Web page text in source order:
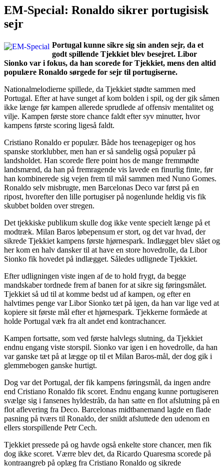
EM-Special: Ronaldo sikrer portugisisk
sejr
Portugal kunne sikre sig sin anden sejr, da et
godt spillende Tjekkiet blev besejret. Libor
Sionko var i fokus, da han scorede for Tjekkiet, mens den altid
populære Ronaldo sørgede for sejr til portugiserne.
Nationalmelodierne spillede, da Tjekkiet stødte sammen med
Portugal. Efter at have sunget af kom bolden i spil, og der gik såmen
ikke længe før kampen allerede sprudlede af offensiv mentalitet og
vilje. Kampen første store chance faldt efter syv minutter, hvor
kampens første scoring ligeså faldt.
Cristiano Ronaldo er populær. Både hos teenagepiger og hos
spanske storklubber, men han er så sandelig også populær på
landsholdet. Han scorede flere point hos de mange fremmødte
landsmænd, da han på fremragende vis lavede en finurlig finte, før
han kombinerede sig vejen frem til mål sammen med Nuno Gomes.
Ronaldo selv misbrugte, men Barcelonas Deco var først på en
ripost, hvorefter den lille portugiser på nogenlunde heldig vis fik
skubbet bolden over stregen.
Det tjekkiske publikum skulle dog ikke vente specielt længe på et
modtræk. Milan Baros løbepensum er stort, og det var hvad, der
sikrede Tjekkiet kampens første hjørnespark. Indlægget blev slået og
her kom en halv dansker til at have en store hovedrolle, da Libor
Sionko fik hovedet på indlægget. Således udlignede Tjekkiet.
Efter udligningen viste ingen af de to hold frygt, da begge
mandskaber tordnede frem af banen for at sikre sig føringsmålet.
Tjekkiet så ud til at komme bedst ud af kampen, og efter en
halvtimes penge var Libor Sionko tæt på igen, da han var lige ved at
kopiere sit første mål efter et hjørnespark. Tjekkerne formåede at
holde Portugal væk fra alt andet end kontrachancer.
Kampen fortsatte, som ved første halvlegs slutning, da Tjekkiet
endnu engang viste storspil. Sionko var igen i en hovedrolle, da han
var ganske tæt på at lægge op til et Milan Baros-mål, der dog gik i
glemmebogen ganske hurtigt.
Dog var det Portugal, der fik kampens føringsmål, da ingen andre
end Cristiano Ronaldo fik scoret. Endnu engang kunne portugiseren
svælge sig i fansenes hyldestråb, da han satte en flot afslutning på en
flot aflevering fra Deco. Barcelonas midtbanemand lagde en flade
pasning på tværs til Ronaldo, der snildt afsluttede den udenom en
ellers storspillende Petr Cech.
Tjekkiet pressede på og havde også enkelte store chancer, men fik
dog ikke scoret. Værre blev det, da Ricardo Quaresma scorede på
kontraangreb på oplæg fra Cristiano Ronaldo og sikrede